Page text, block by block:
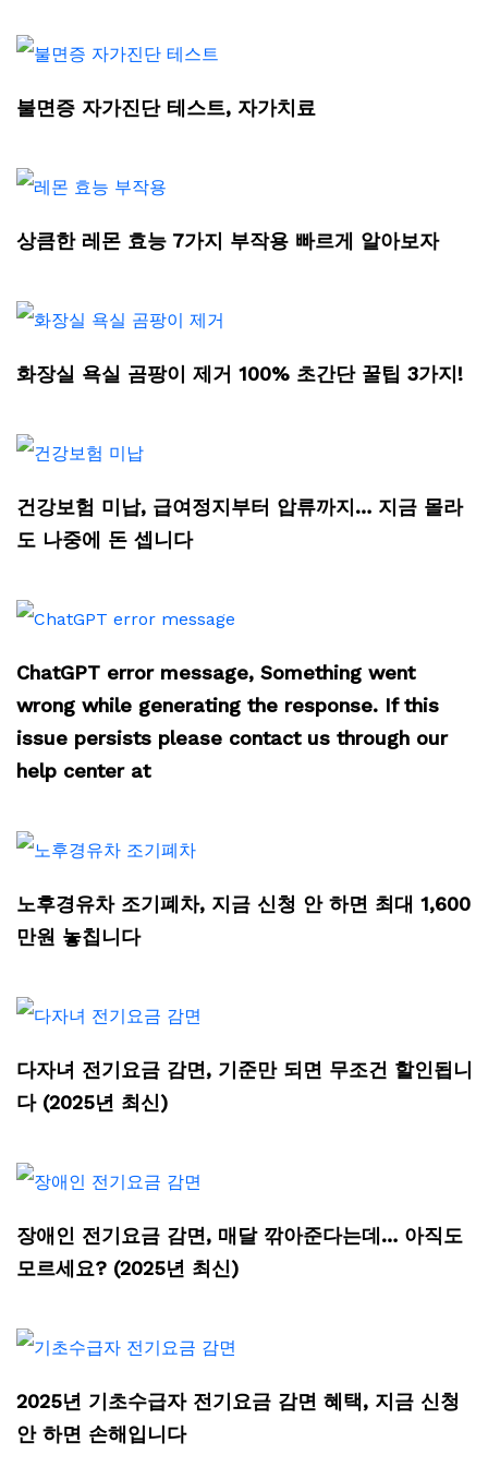
불면증 자가진단 테스트, 자가치료
상큼한 레몬 효능 7가지 부작용 빠르게 알아보자
화장실 욕실 곰팡이 제거 100% 초간단 꿀팁 3가지!
건강보험 미납, 급여정지부터 압류까지… 지금 몰라
도 나중에 돈 셉니다
ChatGPT error message, Something went
wrong while generating the response. If this
issue persists please contact us through our
help center at
노후경유차 조기폐차, 지금 신청 안 하면 최대 1,600
만원 놓칩니다
다자녀 전기요금 감면, 기준만 되면 무조건 할인됩니
다 (2025년 최신)
장애인 전기요금 감면, 매달 깎아준다는데… 아직도
모르세요? (2025년 최신)
2025년 기초수급자 전기요금 감면 혜택, 지금 신청
안 하면 손해입니다